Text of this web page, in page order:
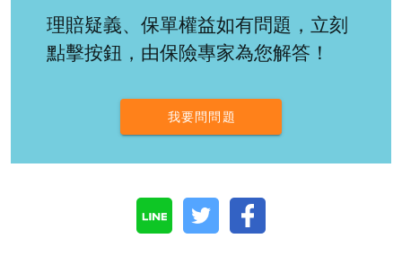
理賠疑義、保單權益如有問題，立刻
點擊按鈕，由保險專家為您解答！
我要問問題